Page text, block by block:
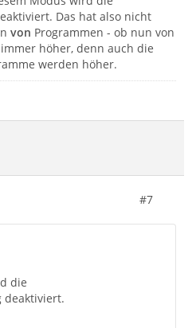
Das hat also nicht
von Programmen - ob nun von
höher, denn auch die
werden höher.
#7
die
deaktiviert.